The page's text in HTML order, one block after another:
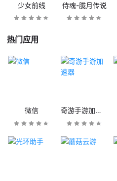
少女前线 侍魂-胧月传说
热门应用
微信 奇游手游加速器